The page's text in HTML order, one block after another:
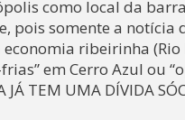
como local da
pois somente a
ribeirinha
em Cerro Azul ou
TEM UMA DÍVIDA